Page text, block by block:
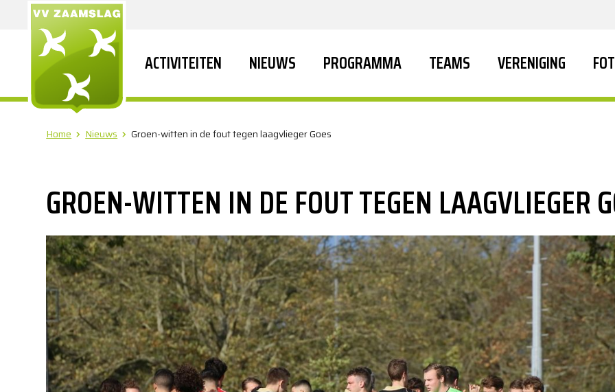
ACTIVITEITEN NIEUWS PROGRAMMA TEAMS VERENIGING
Home Nieuws Groen-witten in de fout tegen laagvlieger Goes
GROEN-WITTEN IN DE FOUT TEGEN LAAGVLIEGER